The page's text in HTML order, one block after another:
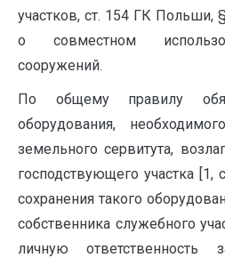
участков, ст. 154 ГК Польши,
о совместном
сооружений.
По общему правилу
оборудования,
земельного сервитута,
господствующего участка [1,
сохранения такого
собственника служебного
личную ответственность